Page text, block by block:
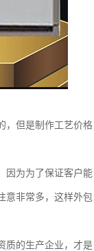
，但是制作工艺价格
因为为了保证客户能
意非常多，这样外包
质的生产企业，才是